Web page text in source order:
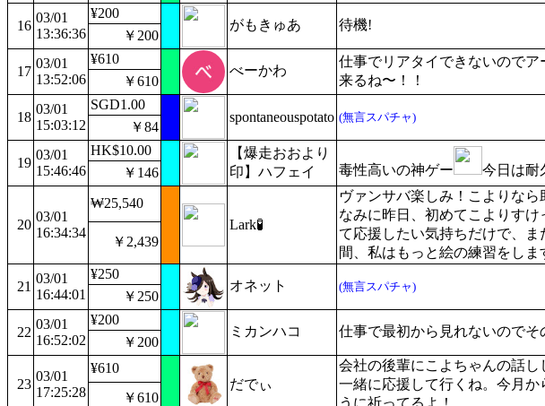
16
03/01
13:36:36
¥200
がもきゅあ 待機!
￥200
17
03/01
13:52:06
¥610
べーかわ
仕事でリアタイできないので
来るね〜！！
￥610
18
03/01
15:03:12
SGD1.00
spontaneouspotato (無言スパチャ)
￥84
19
03/01
15:46:46
HK$10.00
​【爆走おおより
印】ハフェイ
毒性高いの神ゲー 今日は耐
￥146
20
03/01
16:34:34
₩25,540
Lark🧪
ヴァンサバ楽しみ！こよりな
なみに昨日、初めてこよりす
て応援したい気持ちだけで、
間、私はもっと絵の練習をし
￥2,439
21
03/01
16:44:01
¥250
オネット (無言スパチャ)
￥250
22
03/01
16:52:02
¥200
ミカンハコ 仕事で最初から見れないのでそ
￥200
23
03/01
17:25:28
¥610
だでぃ
会社の後輩にこよちゃんの話
一緒に応援して行くね。今月
うに祈ってるよ！
￥610